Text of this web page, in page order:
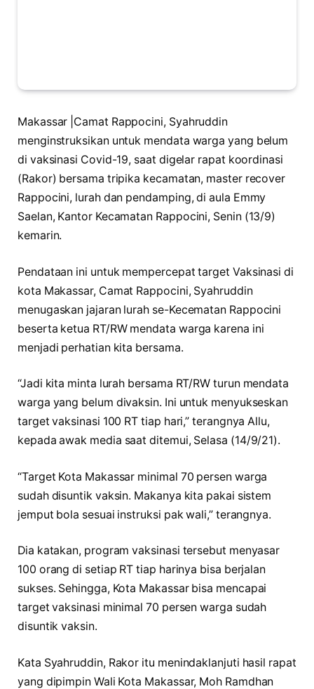
Makassar |Camat Rappocini, Syahruddin
menginstruksikan untuk mendata warga yang belum
di vaksinasi Covid-19, saat digelar rapat koordinasi
(Rakor) bersama tripika kecamatan, master recover
Rappocini, lurah dan pendamping, di aula Emmy
Saelan, Kantor Kecamatan Rappocini, Senin (13/9)
kemarin.
Pendataan ini untuk mempercepat target Vaksinasi di
kota Makassar, Camat Rappocini, Syahruddin
menugaskan jajaran lurah se-Kecematan Rappocini
beserta ketua RT/RW mendata warga karena ini
menjadi perhatian kita bersama.
“Jadi kita minta lurah bersama RT/RW turun mendata
warga yang belum divaksin. Ini untuk menyukseskan
target vaksinasi 100 RT tiap hari,” terangnya Allu,
kepada awak media saat ditemui, Selasa (14/9/21).
“Target Kota Makassar minimal 70 persen warga
sudah disuntik vaksin. Makanya kita pakai sistem
jemput bola sesuai instruksi pak wali,” terangnya.
Dia katakan, program vaksinasi tersebut menyasar
100 orang di setiap RT tiap harinya bisa berjalan
sukses. Sehingga, Kota Makassar bisa mencapai
target vaksinasi minimal 70 persen warga sudah
disuntik vaksin.
Kata Syahruddin, Rakor itu menindaklanjuti hasil rapat
yang dipimpin Wali Kota Makassar, Moh Ramdhan